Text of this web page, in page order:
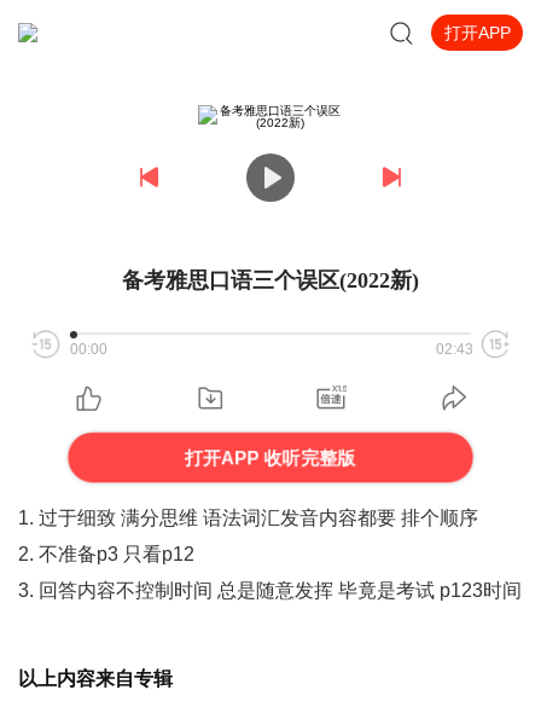
打开APP
备考雅思口语三个误区(2022新)
00:00 02:43
打开APP 收听完整版
1. 过于细致 满分思维 语法词汇发音内容都要 排个顺序
2. 不准备p3 只看p12
3. 回答内容不控制时间 总是随意发挥 毕竟是考试 p123时间
以上内容来自专辑